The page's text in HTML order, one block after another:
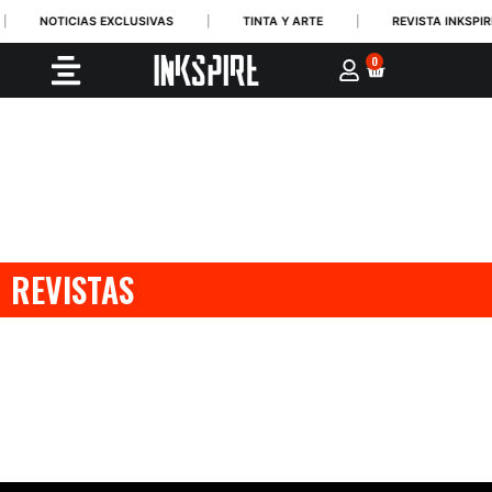
NOTICIAS EXCLUSIVAS TINTA Y ARTE REVISTA INKSPIRE
0
REVISTAS